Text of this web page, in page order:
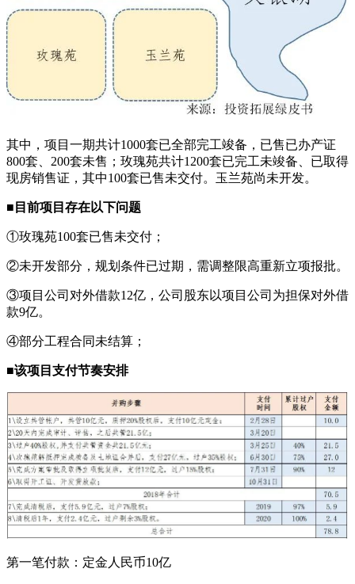
其中，项目一期共计1000套已全部完工竣备，已售已办产证
800套、200套未售；玫瑰苑共计1200套已完工未竣备、已取得
现房销售证，其中100套已售未交付。玉兰苑尚未开发。
■目前项目存在以下问题
①玫瑰苑100套已售未交付；
②未开发部分，规划条件已过期，需调整限高重新立项报批。
③项目公司对外借款12亿，公司股东以项目公司为担保对外借
款9亿。
④部分工程合同未结算；
■该项目支付节奏安排
第一笔付款：定金人民币10亿